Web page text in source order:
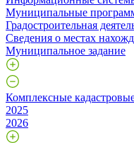
Муниципальные
Градостроительная
Сведения о местах
Муниципальное задание
Комплексные
2025
2026